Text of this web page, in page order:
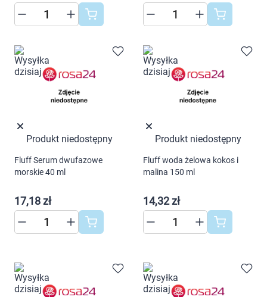
Produkt niedostępny
Fluff Serum dwufazowe
morskie 40 ml
17,18 zł
Produkt niedostępny
Fluff woda żelowa kokos i
malina 150 ml
14,32 zł